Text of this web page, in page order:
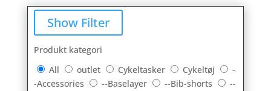
Show Filter
Produkt kategori
All
outlet Cykeltasker Cykeltøj
-
-Accessories
--Baselayer --Bib-shorts
--